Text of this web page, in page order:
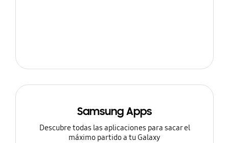
Samsung Apps
Descubre todas las aplicaciones para sacar el
máximo partido a tu Galaxy